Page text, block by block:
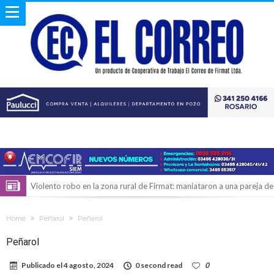
Violento robo en la zona rural de Firmat: maniataron a una pareja de
golosinas para agasajar a los niños en su día
Vuelve el básquet: este viernes arranca el Clausura con agenda
confirmada y planteles renovados
Güemes y Mariano Vera
Home Peñarol Peñarol
Peñarol
Publicado el4 agosto, 2024 0 second read 0